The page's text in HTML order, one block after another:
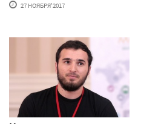
27 НОЯБРЯ'2017